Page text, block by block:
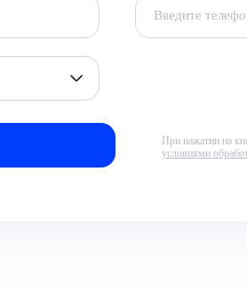
При нажатии на
условиями